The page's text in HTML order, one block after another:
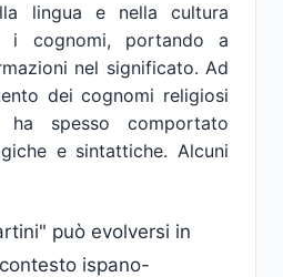
lingua e nella cultura
i cognomi, portando a
nel significato. Ad
dei cognomi religiosi
spesso comportato
e sintattiche. Alcuni
può evolversi in
ispano-